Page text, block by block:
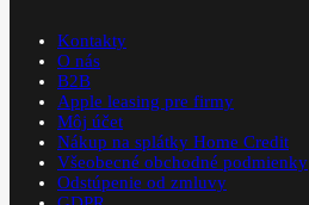
Kontakty
O nás
B2B
Apple leasing pre firmy
Môj účet
Nákup na splátky Home Credit
Všeobecné obchodné podmienky
Odstúpenie od zmluvy